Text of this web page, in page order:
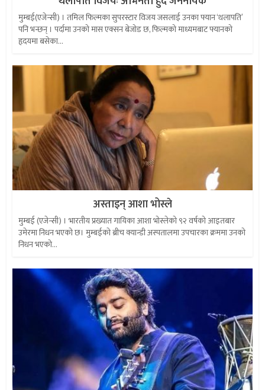
मुम्बई(एजेन्सी) । तमिल फिल्मका सुपरस्टार विजय जसलाई उनका फ्यान ‘थलापति’
पनि भन्छन् । पर्दामा उनको मास एक्सन बेजोड छ, फिल्मको माध्यमबाट फ्यानको
हृदयमा बसेका...
अस्ताइन् आशा भोस्ले
मुम्बई (एजेन्सी) । भारतीय प्रख्यात गायिका आशा भोस्लेको ९२ वर्षको आइतबार
उमेरमा निधन भएको छ। मुम्बईकाे ब्रीच क्यान्डी अस्पतालमा उपचारका क्रममा उनको
निधन भएको...